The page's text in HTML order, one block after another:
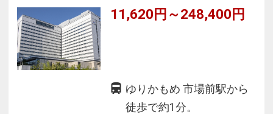
11,620円～248,400円
ゆりかもめ 市場前駅から
徒歩で約1分。